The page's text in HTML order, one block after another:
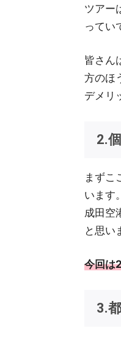
ツアー
ってい
皆さん
方のほ
デメリ
2.
まずこ
います
成田空
と思い
今回は
3.